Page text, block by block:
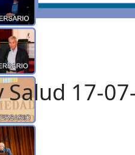
Salud 17-